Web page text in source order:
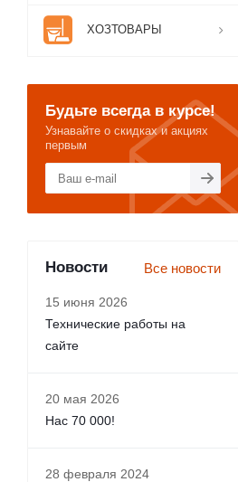
ХОЗТОВАРЫ
Будьте всегда в курсе!
Узнавайте о скидках и акциях
первым
Новости Все новости
15 июня 2026
Технические работы на
сайте
20 мая 2026
Нас 70 000!
28 февраля 2024